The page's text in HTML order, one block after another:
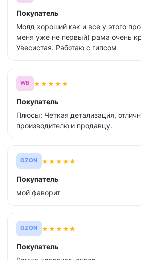
Покупатель
Молд хороший как и все у этого
меня уже не первый) рама очень
Увесистая. Работаю с гипсом
WB ★★★★★
Покупатель
Плюсы: Четкая детализация,
производителю и продавцу.
OZON ★★★★★
Покупатель
мой фаворит
OZON ★★★★★
Покупатель